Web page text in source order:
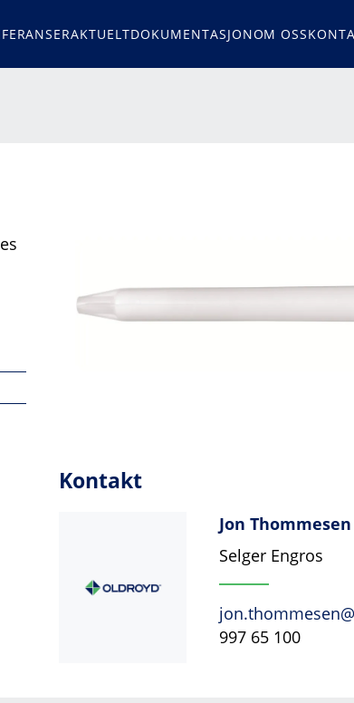
AKTUELTDOKUMENTASJONOM OSS
Kontakt
Jon Thommesen
Selger Engros
997 65 100